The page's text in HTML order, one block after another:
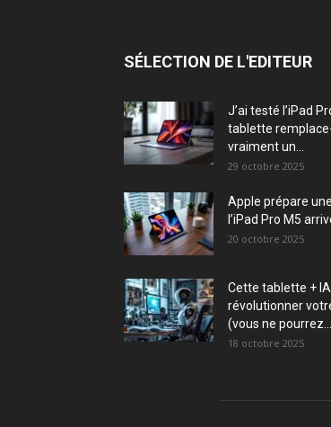
SÉLECTION DE L'EDITEUR
J’ai testé l’iPad
tablette
vraiment un...
29 octobre 2025
Apple prépare
l’iPad Pro M5
20 octobre 2025
Cette tablette +
révolutionner
(vous ne pourrez...
18 octobre 2025